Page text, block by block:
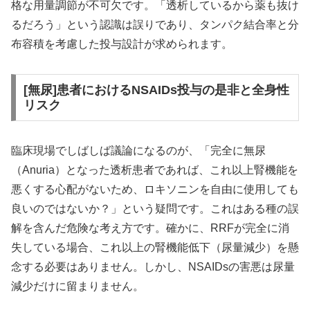
格な用量調節が不可欠です。「透析しているから薬も抜け
るだろう」という認識は誤りであり、タンパク結合率と分
布容積を考慮した投与設計が求められます。
[無尿]患者におけるNSAIDs投与の是非と全身性
リスク
臨床現場でしばしば議論になるのが、「完全に無尿
（Anuria）となった透析患者であれば、これ以上腎機能を
悪くする心配がないため、ロキソニンを自由に使用しても
良いのではないか？」という疑問です。これはある種の誤
解を含んだ危険な考え方です。確かに、RRFが完全に消
失している場合、これ以上の腎機能低下（尿量減少）を懸
念する必要はありません。しかし、NSAIDsの害悪は尿量
減少だけに留まりません。